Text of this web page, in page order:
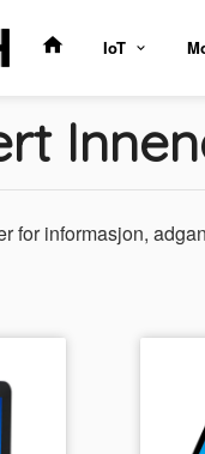
IoT
for informasjon,